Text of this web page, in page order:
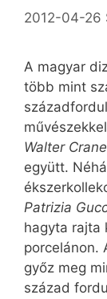
2012-04-26
A magyar
több mint
Walter
együtt.
Patrizia
hagyta rajta
porcelánon.
győz meg
század